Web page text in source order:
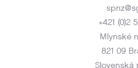
+421 (0)2
Mlynské
821 09
Slovenská